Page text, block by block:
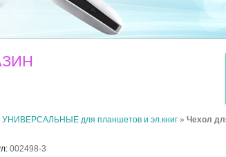
для планшетов и эл.книг » Чехол
002498-3